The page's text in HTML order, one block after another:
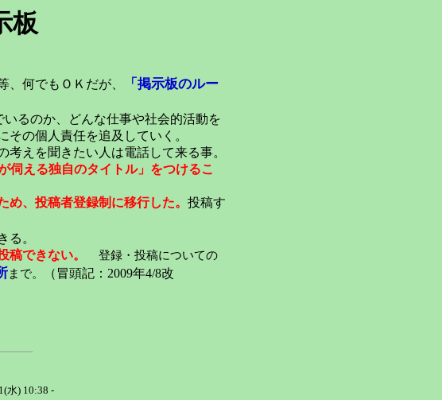
板
何でもＯＫだが、
「掲示板のルー
るのか、どんな仕事や社会的活動を
の個人責任を追及していく。
えを聞きたい人は電話して来る事。
伺える独自のタイトル」をつけるこ
め、投稿者登録制に移行した。 投稿す
る。
できない。
登録・投稿についての
まで。
（冒頭記：2009年4/8改
水) 10:38 -